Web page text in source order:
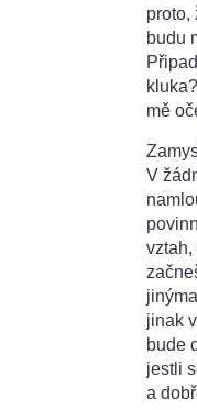
proto,
budu
mě
V
vztah,
jinak
bude
jestli
a